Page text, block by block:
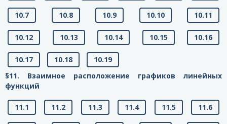
10.7 10.8 10.9 10.10 10.11
10.12 10.13 10.14 10.15 10.16
10.17 10.18
10.19
§11. Взаимное расположение графиков линейных
функций
11.1 11.2 11.3 11.4 11.5 11.6